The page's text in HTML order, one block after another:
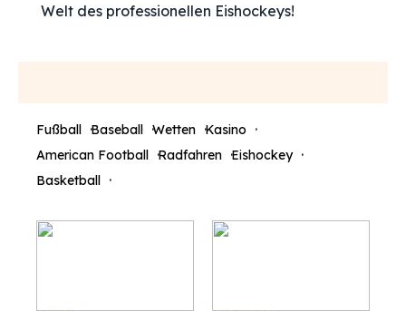
Welt des professionellen Eishockeys!
Fußball Baseball Wetten Kasino
American Football Radfahren Eishockey
Basketball